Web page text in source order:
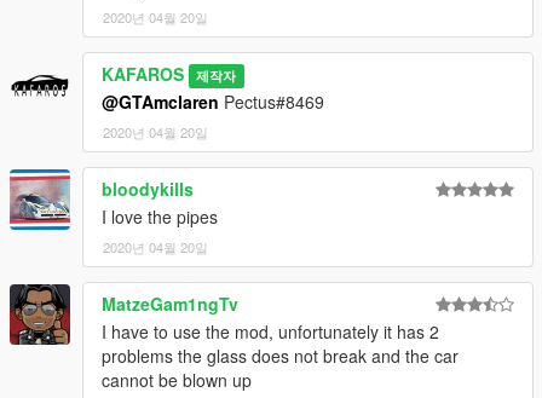
2020년 04월 20일
KAFAROS 제작자
@GTAmclaren Pectus#8469
2020년 04월 20일
bloodykills
I love the pipes
2020년 04월 20일
MatzeGam1ngTv
I have to use the mod, unfortunately it has 2
problems the glass does not break and the car
cannot be blown up